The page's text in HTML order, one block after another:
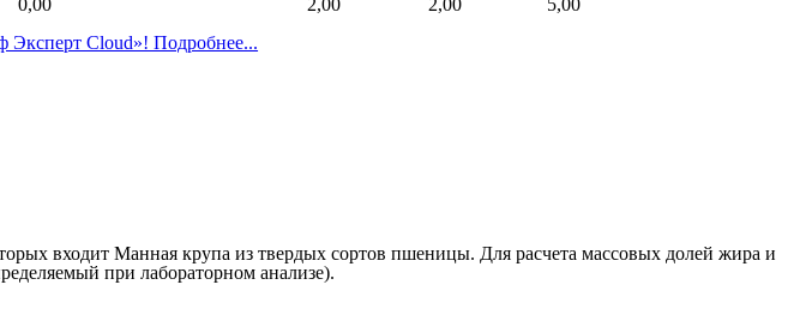
0,00 2,00 2,00
5,00
Эксперт Cloud»! Подробнее...
входит Манная крупа из твердых сортов пшеницы. Для расчета массовых долей жира и
при лабораторном анализе).